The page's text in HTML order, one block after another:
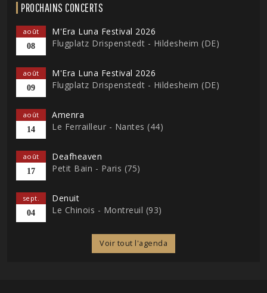
PROCHAINS CONCERTS
août
08
M'Era Luna Festival 2026
Flugplatz Drispenstedt - Hildesheim (DE)
août
09
M'Era Luna Festival 2026
Flugplatz Drispenstedt - Hildesheim (DE)
août
14
Amenra
Le Ferrailleur - Nantes (44)
août
17
Deafheaven
Petit Bain - Paris (75)
sept.
04
Denuit
Le Chinois - Montreuil (93)
Voir tout l'agenda